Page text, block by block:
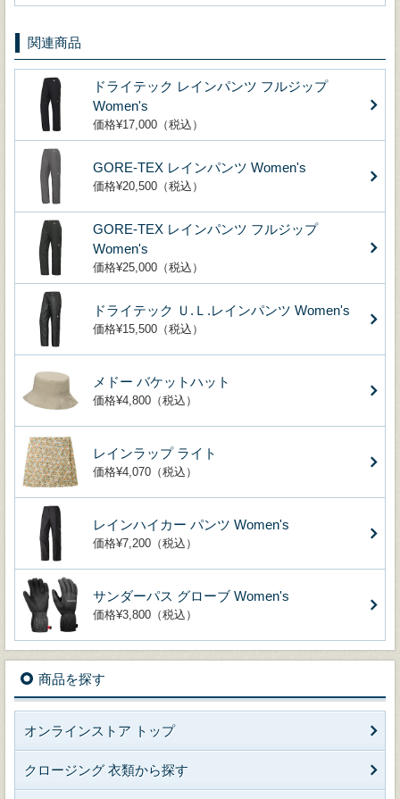
関連商品
ドライテック レインパンツ フルジップ
Women's
価格¥17,000（税込）
GORE-TEX レインパンツ Women's
価格¥20,500（税込）
GORE-TEX レインパンツ フルジップ
Women's
価格¥25,000（税込）
ドライテック Ｕ.Ｌ.レインパンツ Women's
価格¥15,500（税込）
メドー バケットハット
価格¥4,800（税込）
レインラップ ライト
価格¥4,070（税込）
レインハイカー パンツ Women's
価格¥7,200（税込）
サンダーパス グローブ Women's
価格¥3,800（税込）
商品を探す
オンラインストア トップ
クロージング 衣類から探す